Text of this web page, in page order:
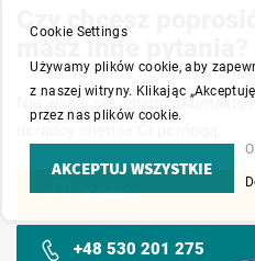
Czy chcesz
masz inne pytania?
Nie wahaj się z nami
Kontakt
+48 530 201 275
Cookie Settings
Używamy plików cookie, aby
z naszej witryny. Klikając
przez nas plików cookie.
AKCEPTUJ WSZYSTKIE